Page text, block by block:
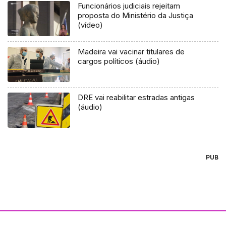
Funcionários judiciais rejeitam
proposta do Ministério da Justiça
(vídeo)
Madeira vai vacinar titulares de
cargos políticos (áudio)
DRE vai reabilitar estradas antigas
(áudio)
PUB